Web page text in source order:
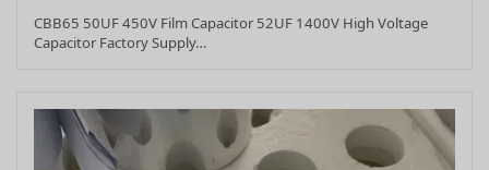
CBB65 50UF 450V Film Capacitor 52UF 1400V High Voltage
Capacitor Factory Supply…